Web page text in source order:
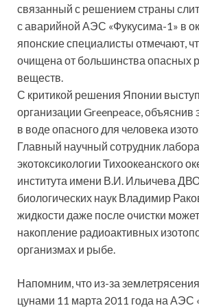
связанный с решением страны
с аварийной АЭС «Фукусима-1» в
японские специалисты отмечают,
очищена от большинства опасных
веществ.
С критикой решения Японии
организации Greenpeace,
в воде опасного для человека
Главный научный сотрудник
экотоксикологии Тихоокеанского
института имени В.И. Ильичева
биологических наук Владимир
жидкости даже после очистки
накопление радиоактивных
организмах и рыбе.
Напомним, что из-за
цунами 11 марта 2011 года на АЭС